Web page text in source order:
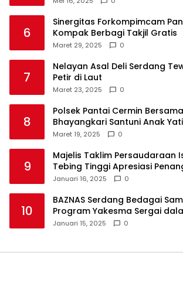
6
Sinergitas Forkompimcam
Kompak Berbagi Takjil Gratis
Maret 29, 2025 0
7
Nelayan Asal Deli Serdang
Petir di Laut
Maret 23, 2025 0
8
Polsek Pantai Cermin
Bhayangkari Santuni Anak
Takjil
Maret 19, 2025 0
9
Majelis Taklim Persaudaraan
Tebing Tinggi Apresiasi
Haram
Januari 16, 2025 0
10
BAZNAS Serdang Bedagai
Program Yakesma Sergai
Perkenalan Pengurus Baru
Januari 15, 2025 0